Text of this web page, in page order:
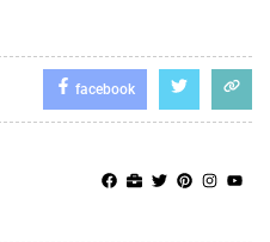
facebook